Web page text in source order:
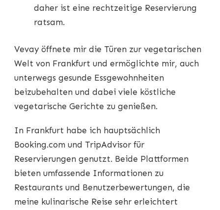
daher ist eine rechtzeitige Reservierung
ratsam.
Vevay öffnete mir die Türen zur vegetarischen
Welt von Frankfurt und ermöglichte mir, auch
unterwegs gesunde Essgewohnheiten
beizubehalten und dabei viele köstliche
vegetarische Gerichte zu genießen.
In Frankfurt habe ich hauptsächlich
Booking.com und TripAdvisor für
Reservierungen genutzt. Beide Plattformen
bieten umfassende Informationen zu
Restaurants und Benutzerbewertungen, die
meine kulinarische Reise sehr erleichtert